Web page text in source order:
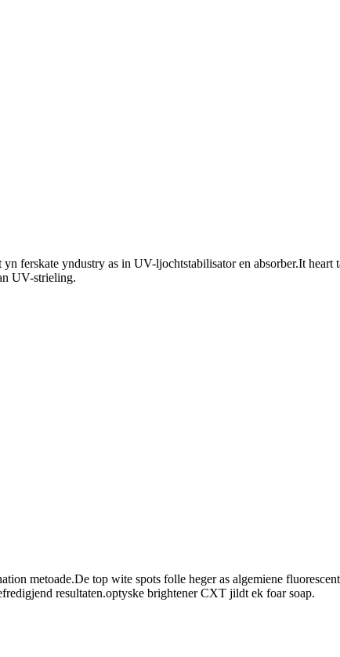
yndustry as in UV-ljochtstabilisator en absorber.It heart
UV-strieling.
metoade.De top wite spots folle heger as algemiene
resultaten.optyske brightener CXT jildt ek foar soap.